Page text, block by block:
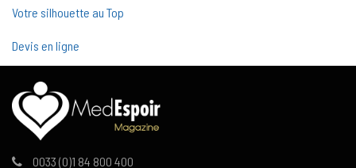
Votre silhouette au Top
Devis en ligne
0033 (0)1 84 800 400